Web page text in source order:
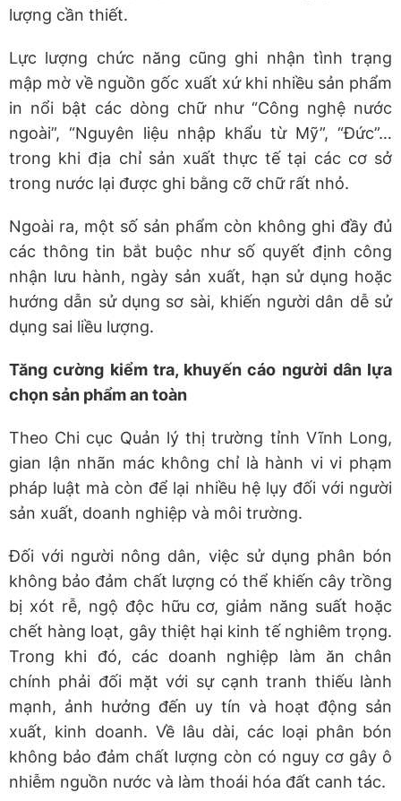
lượng cần thiết.
Lực lượng chức năng cũng ghi nhận tình trạng
mập mờ về nguồn gốc xuất xứ khi nhiều sản phẩm
in nổi bật các dòng chữ như “Công nghệ nước
ngoài”, “Nguyên liệu nhập khẩu từ Mỹ”, “Đức”…
trong khi địa chỉ sản xuất thực tế tại các cơ sở
trong nước lại được ghi bằng cỡ chữ rất nhỏ.
Ngoài ra, một số sản phẩm còn không ghi đầy đủ
các thông tin bắt buộc như số quyết định công
nhận lưu hành, ngày sản xuất, hạn sử dụng hoặc
hướng dẫn sử dụng sơ sài, khiến người dân dễ sử
dụng sai liều lượng.
Tăng cường kiểm tra, khuyến cáo người dân lựa
chọn sản phẩm an toàn
Theo Chi cục Quản lý thị trường tỉnh Vĩnh Long,
gian lận nhãn mác không chỉ là hành vi vi phạm
pháp luật mà còn để lại nhiều hệ lụy đối với người
sản xuất, doanh nghiệp và môi trường.
Đối với người nông dân, việc sử dụng phân bón
không bảo đảm chất lượng có thể khiến cây trồng
bị xót rễ, ngộ độc hữu cơ, giảm năng suất hoặc
chết hàng loạt, gây thiệt hại kinh tế nghiêm trọng.
Trong khi đó, các doanh nghiệp làm ăn chân
chính phải đối mặt với sự cạnh tranh thiếu lành
mạnh, ảnh hưởng đến uy tín và hoạt động sản
xuất, kinh doanh. Về lâu dài, các loại phân bón
không bảo đảm chất lượng còn có nguy cơ gây ô
nhiễm nguồn nước và làm thoái hóa đất canh tác.